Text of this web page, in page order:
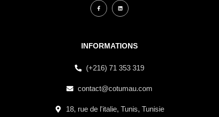
INFORMATIONS
(+216) 71 353 319
contact@cotumau.com
18, rue de l'italie, Tunis, Tunisie